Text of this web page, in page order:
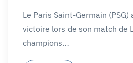
Le Paris Saint-Germain (PSG)
victoire lors de son match de
champions…